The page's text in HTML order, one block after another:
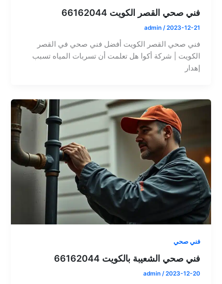
فني صحي القصر الكويت 66162044
admin /2023-12-21
فني صحي القصر الكويت أفضل فني صحي في القصر
الكويت | شركة أكوا هل تعلمت أن تسربات المياه تسبب
إهدار
فني صحي
فني صحي الشعيبة بالكويت 66162044
admin /2023-12-20